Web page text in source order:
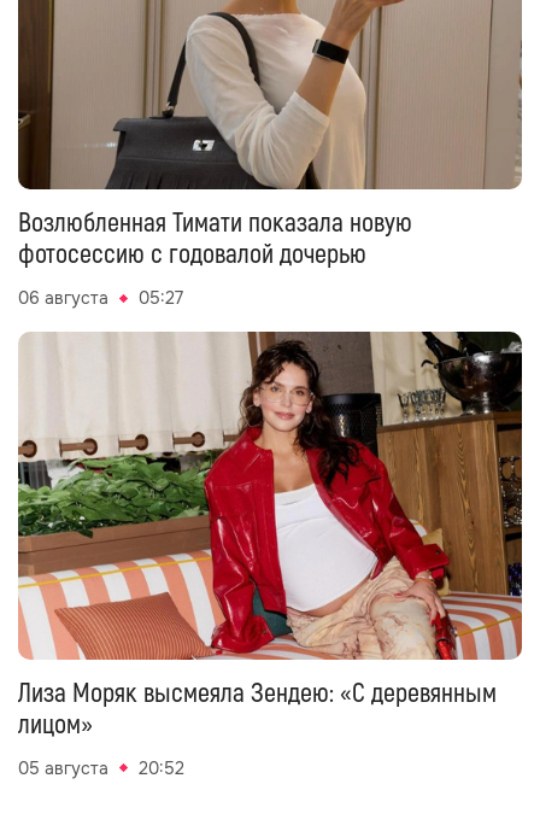
Возлюбленная Тимати показала новую
фотосессию с годовалой дочерью
06 августа 05:27
Лиза Моряк высмеяла Зендею: «С деревянным
лицом»
05 августа 20:52